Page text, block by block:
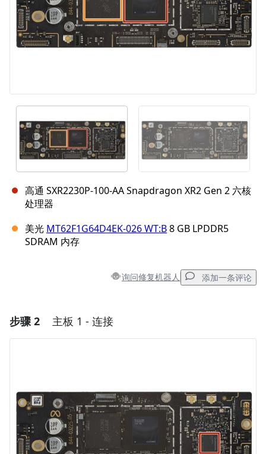
高通 SXR2230P-100-AA Snapdragon XR2 Gen 2 六核
处理器
美光 MT62F1G64D4EK-026 WT:B8 GB LPDDR5
SDRAM 内存
询问修复机器人 添加一条评论
添加一条评论
取消 发帖评论
步骤 2 主板 1 - 连接